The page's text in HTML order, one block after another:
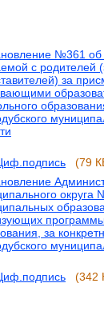
№361 об
с родителей
за
(79
округа
за
(342